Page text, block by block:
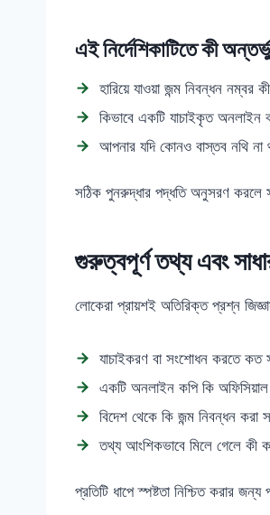
এই নির্দেশিকাটিতে কী
হারিয়ে যাওয়া জন্ম নিবন্ধন নম্বর
কিভাবে একটি যাচাইকৃত
আপনার যদি কোনও বাস্তব নথি না
সঠিক পুনরুদ্ধার পদ্ধতি অনুসরণ করলে
গুরুত্বপূর্ণ তথ্য এবং
লোকেরা প্রায়শই অতিরিক্ত প্রশ্ন
যাচাইকরণ বা সংশোধন করতে কত
একটি অনলাইন কপি কি
বিদেশ থেকে কি জন্ম নিবন্ধন
তথ্য আংশিকভাবে মিলে গেলে কী
প্রতিটি ধাপে স্পষ্টতা নিশ্চিত করার